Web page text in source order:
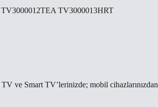
TV3000013HRT
ve Smart TV’lerinizde; mobil cihazlarınızdan